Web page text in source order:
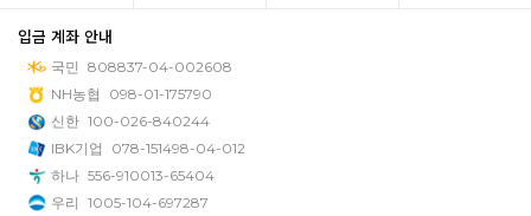
입금 계좌 안내
국민 808837-04-002608
NH농협
098-01-175790
신한 100-026-840244
IBK기업
078-151498-04-012
하나 556-910013-65404
우리 1005-104-697287